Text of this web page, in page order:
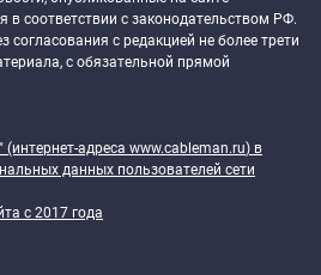
в соответствии с законодательством РФ.
согласования с редакцией не более трети
с обязательной прямой
адреса www.cableman.ru) в
данных пользователей сети
c 2017 года